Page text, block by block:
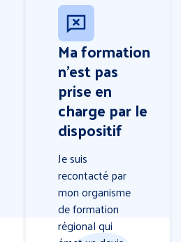
Ma formation
n’est pas
prise en
charge par le
dispositif
Je suis
recontacté par
mon organisme
de formation
régional qui